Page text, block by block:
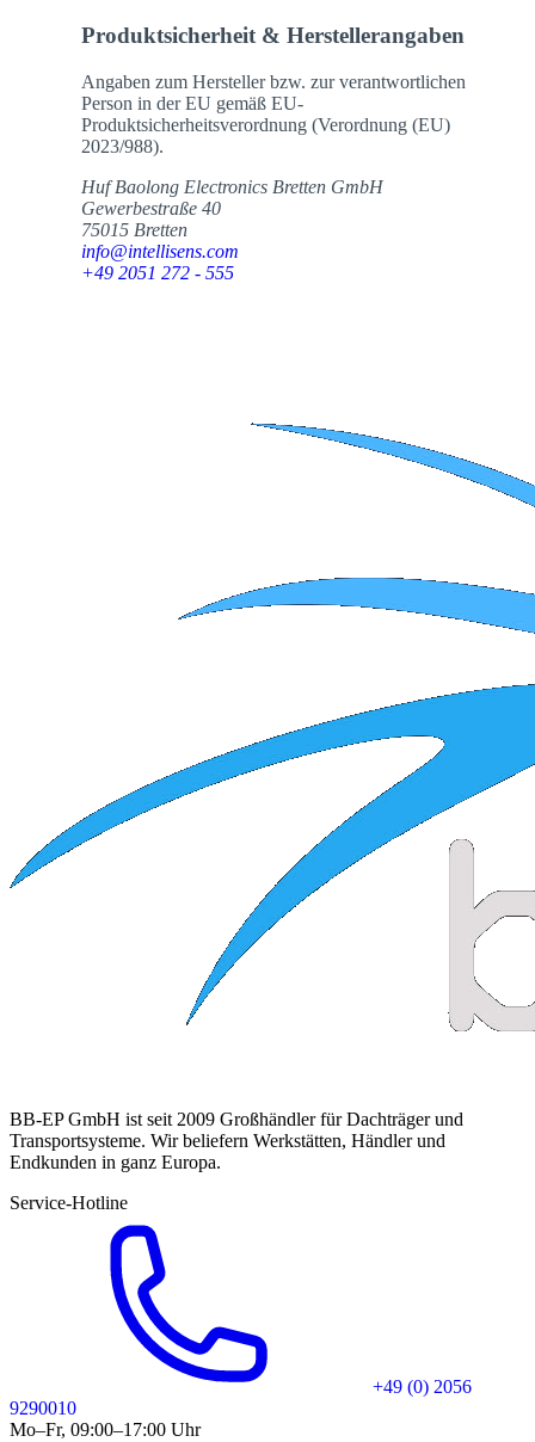
Produktsicherheit & Herstellerangaben
Angaben zum Hersteller bzw. zur verantwortlichen
Person in der EU gemäß EU-
Produktsicherheitsverordnung (Verordnung (EU)
2023/988).
Huf Baolong Electronics Bretten GmbH
Gewerbestraße 40
75015 Bretten
info@intellisens.com
+49 2051 272 - 555
BB-EP GmbH ist seit 2009 Großhändler für Dachträger und
Transportsysteme. Wir beliefern Werkstätten, Händler und
Endkunden in ganz Europa.
Service-Hotline
+49 (0) 2056
9290010
Mo–Fr, 09:00–17:00 Uhr